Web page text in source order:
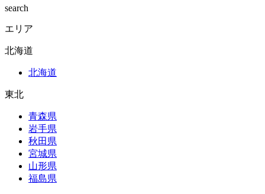
search
エリア
北海道
北海道
東北
青森県
岩手県
秋田県
宮城県
山形県
福島県